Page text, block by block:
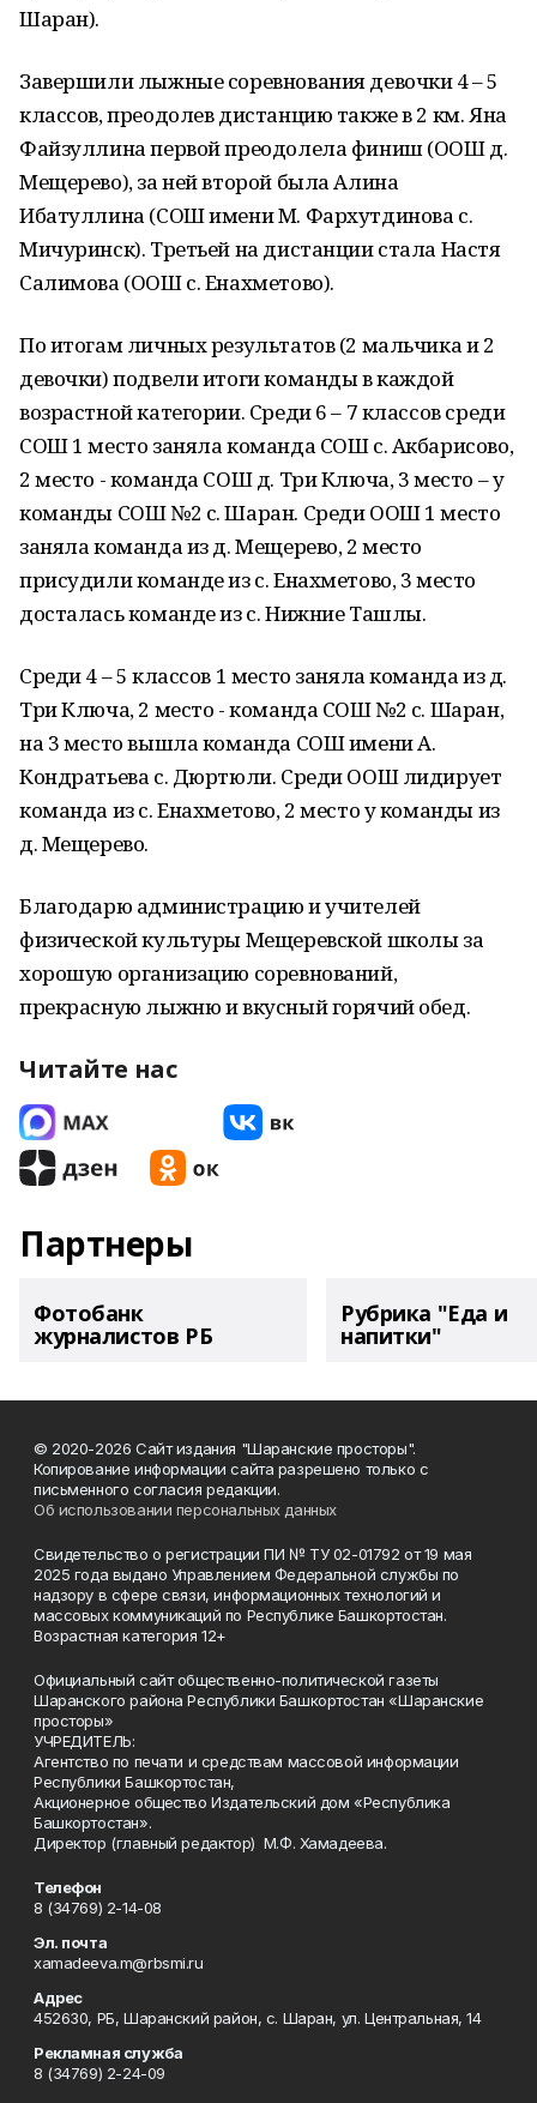
Шаран).
Завершили лыжные соревнования девочки 4 – 5
классов, преодолев дистанцию также в 2 км. Яна
Файзуллина первой преодолела финиш (ООШ д.
Мещерево), за ней второй была Алина
Ибатуллина (СОШ имени М. Фархутдинова с.
Мичуринск). Третьей на дистанции стала Настя
Салимова (ООШ с. Енахметово).
По итогам личных результатов (2 мальчика и 2
девочки) подвели итоги команды в каждой
возрастной категории. Среди 6 – 7 классов среди
СОШ 1 место заняла команда СОШ с. Акбарисово,
2 место - команда СОШ д. Три Ключа, 3 место – у
команды СОШ №2 с. Шаран. Среди ООШ 1 место
заняла команда из д. Мещерево, 2 место
присудили команде из с. Енахметово, 3 место
досталась команде из с. Нижние Ташлы.
Среди 4 – 5 классов 1 место заняла команда из д.
Три Ключа, 2 место - команда СОШ №2 с. Шаран,
на 3 место вышла команда СОШ имени А.
Кондратьева с. Дюртюли. Среди ООШ лидирует
команда из с. Енахметово, 2 место у команды из
д. Мещерево.
Благодарю администрацию и учителей
физической культуры Мещеревской школы за
хорошую организацию соревнований,
прекрасную лыжню и вкусный горячий обед.
Читайте нас
Партнеры
Фотобанк
журналистов РБ
Рубрика "Еда и
напитки"
© 2020-2026 Сайт издания "Шаранские просторы".
Копирование информации сайта разрешено только с
письменного согласия редакции.
Об использовании персональных данных
Свидетельство о регистрации ПИ № ТУ 02-01792 от 19 мая
2025 года выдано Управлением Федеральной службы по
надзору в сфере связи, информационных технологий и
массовых коммуникаций по Республике Башкортостан.
Возрастная категория 12+
Официальный сайт общественно-политической газеты
Шаранского района Республики Башкортостан «Шаранские
просторы»
УЧРЕДИТЕЛЬ:
Агентство по печати и средствам массовой информации
Республики Башкортостан,
Акционерное общество Издательский дом «Республика
Башкортостан».
Директор (главный редактор) М.Ф. Хамадеева.
Телефон
8 (34769) 2-14-08
Эл. почта
xamadeeva.m@rbsmi.ru
Адрес
452630, РБ, Шаранский район, с. Шаран, ул. Центральная, 14
Рекламная служба
8 (34769) 2-24-09